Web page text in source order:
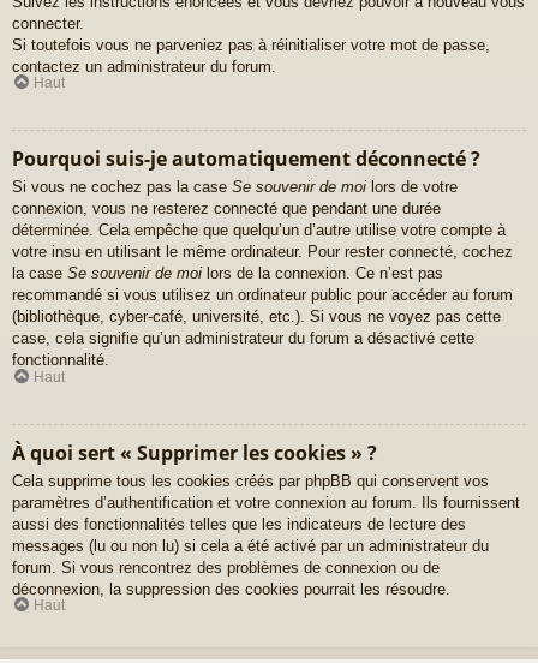
connecter.
Si toutefois vous ne parveniez pas à réinitialiser votre mot de passe,
contactez un administrateur du forum.
Haut
Pourquoi suis-je automatiquement déconnecté ?
Si vous ne cochez pas la case Se souvenir de moi lors de votre
connexion, vous ne resterez connecté que pendant une durée
déterminée. Cela empêche que quelqu’un d’autre utilise votre compte à
votre insu en utilisant le même ordinateur. Pour rester connecté, cochez
la case Se souvenir de moi lors de la connexion. Ce n’est pas
recommandé si vous utilisez un ordinateur public pour accéder au forum
(bibliothèque, cyber-café, université, etc.). Si vous ne voyez pas cette
case, cela signifie qu’un administrateur du forum a désactivé cette
fonctionnalité.
Haut
À quoi sert « Supprimer les cookies » ?
Cela supprime tous les cookies créés par phpBB qui conservent vos
paramètres d’authentification et votre connexion au forum. Ils fournissent
aussi des fonctionnalités telles que les indicateurs de lecture des
messages (lu ou non lu) si cela a été activé par un administrateur du
forum. Si vous rencontrez des problèmes de connexion ou de
déconnexion, la suppression des cookies pourrait les résoudre.
Haut